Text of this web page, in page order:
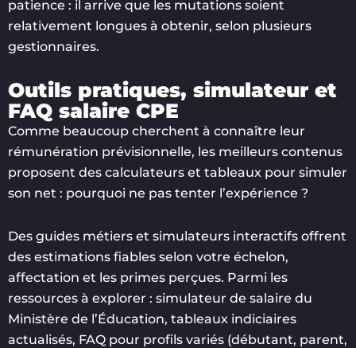
patience : il arrive que les mutations soient
relativement longues à obtenir, selon plusieurs
gestionnaires.
Outils pratiques, simulateur et
FAQ salaire CPE
Comme beaucoup cherchent à connaître leur
rémunération prévisionnelle, les meilleurs contenus
proposent des calculateurs et tableaux pour simuler
son net : pourquoi ne pas tenter l’expérience ?
Des guides métiers et simulateurs interactifs offrent
des estimations fiables selon votre échelon,
affectation et les primes perçues. Parmi les
ressources à explorer : simulateur de salaire du
Ministère de l’Éducation, tableaux indiciaires
actualisés, FAQ pour profils variés (débutant, parent,